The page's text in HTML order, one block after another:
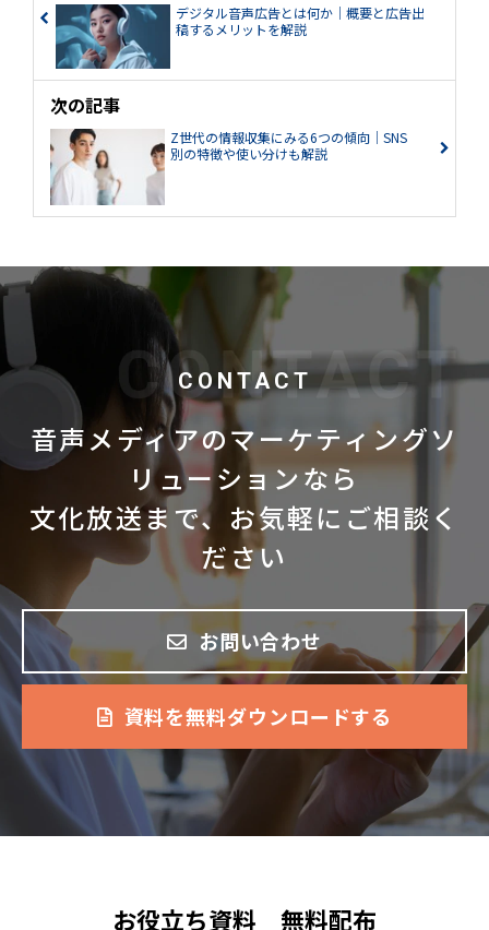
デジタル音声広告とは何か｜概要と広告出
稿するメリットを解説
次の記事
Z世代の情報収集にみる6つの傾向｜SNS
別の特徴や使い分けも解説
CONTACT
音声メディアのマーケティングソ
リューションなら
文化放送まで、お気軽にご相談く
ださい
お問い合わせ
資料を無料ダウンロードする
お役立ち資料　無料配布